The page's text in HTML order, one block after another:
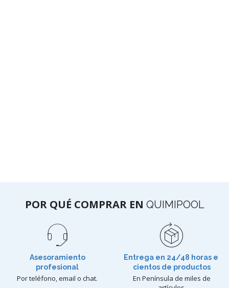
POR QUÉ COMPRAR EN QUIMIPOOL
Asesoramiento
profesional
Por teléfono, email o chat.
Entrega en 24/48 horas e
cientos de productos
En Península de miles de